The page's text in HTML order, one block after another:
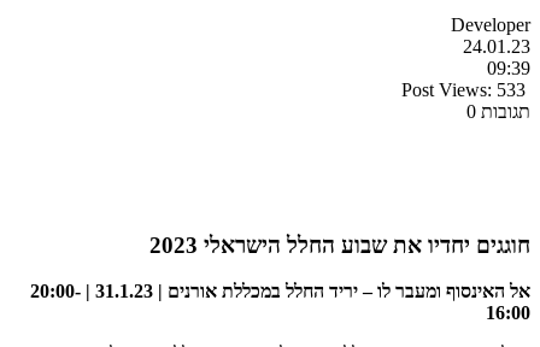
Developer
24.01.23
09:39
Post Views: 533
תגובות 0
חוגגים יחדיו את שבוע החלל הישראלי 2023
אל האינסוף ומעבר לו – יריד החלל במכללת אורנים | 31.1.23 | 20:00-
16:00